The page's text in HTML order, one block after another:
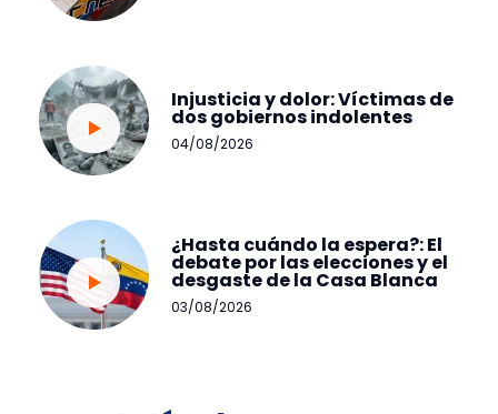
Injusticia y dolor: Víctimas de
dos gobiernos indolentes
04/08/2026
¿Hasta cuándo la espera?: El
debate por las elecciones y el
desgaste de la Casa Blanca
03/08/2026